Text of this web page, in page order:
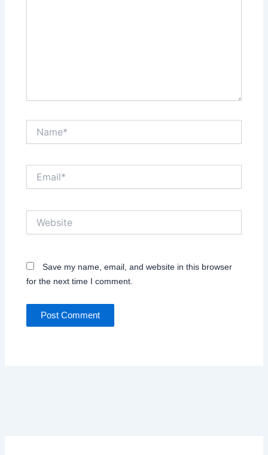
Save my name, email, and website in this browser
for the next time I comment.